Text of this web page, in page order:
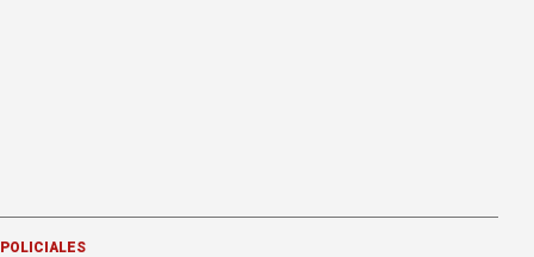
POLICIALES